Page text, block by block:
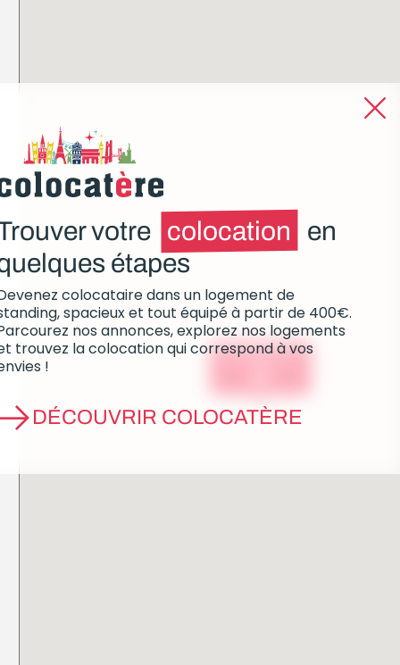
votre colocation
en
étapes
colocataire dans un logement de
spacieux et tout équipé à partir de 400€.
nos annonces, explorez nos logements
trouvez la colocation qui correspond à vos
!
DÉCOUVRIR COLOCATÈRE
Colocations :